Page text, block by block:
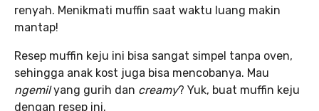
renyah. Menikmati muffin saat waktu luang makin
mantap!
Resep muffin keju ini bisa sangat simpel tanpa oven,
sehingga anak kost juga bisa mencobanya. Mau
ngemilyang gurih dan creamy? Yuk, buat muffin keju
dengan resep ini.